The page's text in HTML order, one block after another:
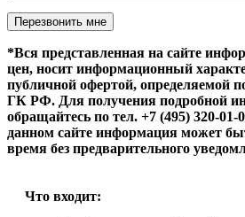
Оставьте это поле пустым.
*Вся представленная на сайте
цен, носит информационный
публичной офертой, определяемой
ГК РФ. Для получения подробной
обращайтесь по тел. +7 (495) 320-
данном сайте информация может
время без предварительного
Что входит: